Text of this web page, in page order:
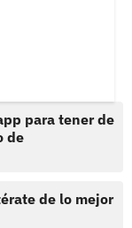
para tener de
de
de lo mejor